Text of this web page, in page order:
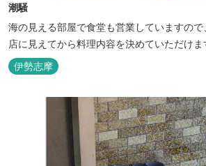
潮騒
海の見える部屋で食堂も営業していますの
店に見えてから料理内容を決めていただけま
伊勢志摩